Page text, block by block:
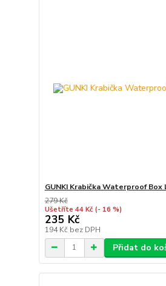
GUNKI Krabička Waterproof Box
279 Kč
Ušetříte 44 Kč (- 16 %)
235 Kč
194 Kč bez DPH
Přidat do